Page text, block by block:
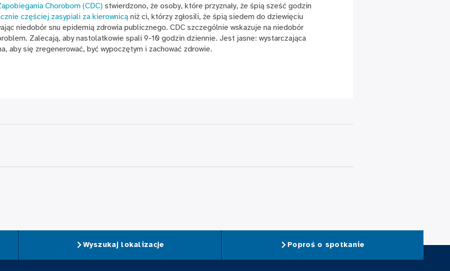
Chorobom (CDC) stwierdzono, że osoby, które przyznały, że śpią sześć godzin
częściej zasypiali za kierownicąniż ci, którzy zgłosili, że śpią siedem do dziewięciu
niedobór snu epidemią zdrowia publicznego. CDC szczególnie wskazuje na niedobór
Zalecają, aby nastolatkowie spali 9-10 godzin dziennie. Jest jasne: wystarczająca
aby się zregenerować, być wypoczętym i zachować zdrowie.
Wyszukaj lokalizacje Poproś o spotkanie